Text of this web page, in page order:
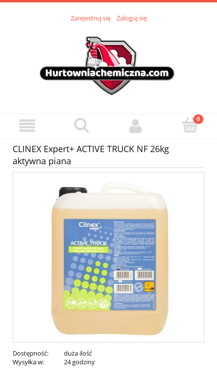
Zarejestruj się Zaloguj się
CLINEX Expert+ ACTIVE TRUCK NF 26kg
aktywna piana
Dostępność:
duża ilość
Wysyłka w:
24 godziny